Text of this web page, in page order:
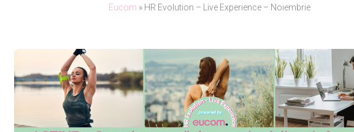
Eucom » HR Evolution – Live Experience – Noiembrie